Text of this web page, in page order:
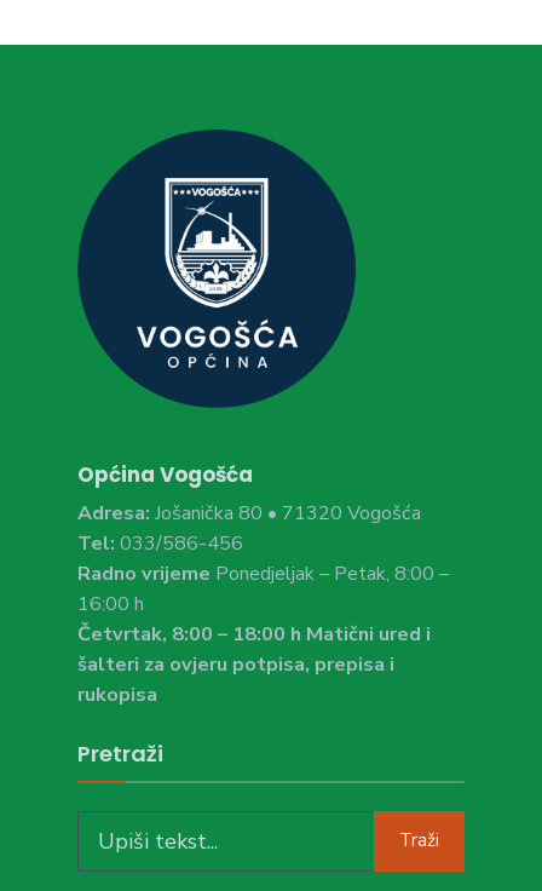
Općina Vogošća
Adresa: Jošanička 80 • 71320 Vogošća
Tel: 033/586-456
Radno vrijeme Ponedjeljak – Petak, 8:00 –
16:00 h
Četvrtak, 8:00 – 18:00 h Matični ured i
šalteri za ovjeru potpisa, prepisa i
rukopisa
Pretraži
for:
Traži